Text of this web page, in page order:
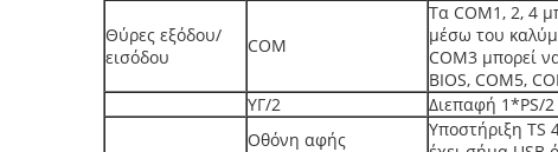
Θύρες εξόδου/
εισόδου
COM
Τα COM1, 2, 4
μέσω του
COM3 μπορεί
BIOS, COM5,
ΥΓ/2
Διεπαφή 1*PS/
Οθόνη αφής
Υποστήριξη TS